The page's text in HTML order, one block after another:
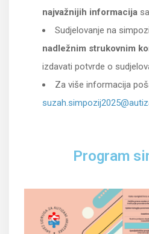
najvažnijih informacija
Sudjelovanje na
nadležnim strukovnim
izdavati potvrde o
Za više informacija
Program